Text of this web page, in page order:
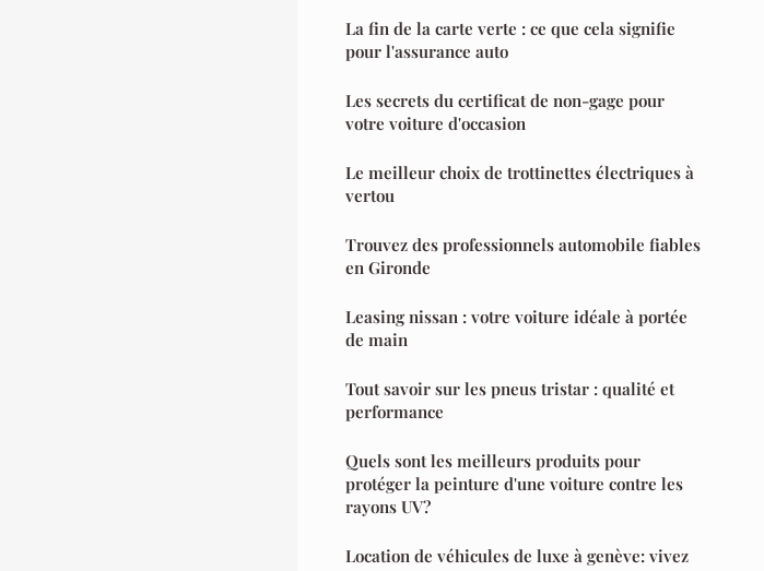
La fin de la carte verte : ce que cela signifie
pour l'assurance auto
Les secrets du certificat de non-gage pour
votre voiture d'occasion
Le meilleur choix de trottinettes électriques à
vertou
Trouvez des professionnels automobile fiables
en Gironde
Leasing nissan : votre voiture idéale à portée
de main
Tout savoir sur les pneus tristar : qualité et
performance
Quels sont les meilleurs produits pour
protéger la peinture d'une voiture contre les
rayons UV?
Location de véhicules de luxe à genève: vivez